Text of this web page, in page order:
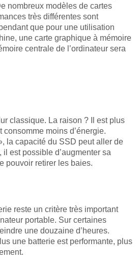
nombreux modèles de cartes
très différentes sont
que pour une utilisation
une carte graphique à mémoire
centrale de l’ordinateur sera
classique. La raison ? Il est plus
consomme moins d’énergie.
la capacité du SSD peut aller de
il est possible d’augmenter sa
pouvoir retirer les baies.
reste un critère très important
portable. Sur certaines
une douzaine d’heures.
une batterie est performante, plus